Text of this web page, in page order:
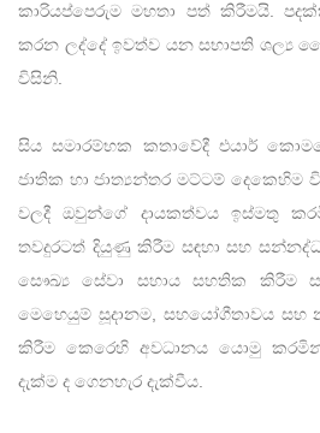
කාරියප්පෙරුම මහතා පත් කිරීමයි.
කරන ලද්දේ ඉවත්ව යන සභාපති ශල්‍ය
විසිනි.
සිය සමාරම්භක කතාවේදී එයාර්
ජාතික හා ජාත්‍යන්තර මට්ටම් දෙකෙහිම
වලදී ඔවුන්ගේ දායකත්වය ඉස්මතු
තවදුරටත් දියුණු කිරීම සඳහා සහ
සෞඛ්‍ය සේවා සහාය සහතික කිරීම
මෙහෙයුම් සූදානම, සහයෝගීතාවය සහ
කිරීම කෙරෙහි අවධානය යොමු
දැක්ම ද ගෙනහැර දැක්වීය.